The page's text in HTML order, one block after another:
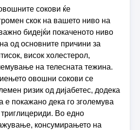
сокови ќе
скок на вашето ниво на
бидејќи покаченото ниво
од основните причини за
висок холестерол,
на телесната тежина.
овошни сокови се
ризик од дијабетес, додека
е покажано дека го зголемува
Во едно
консумирањето на